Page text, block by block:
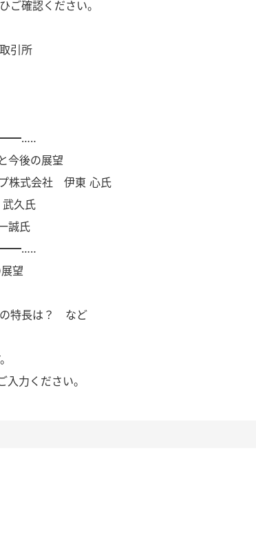
ご確認ください。
引所
今後の展望
株式会社 伊東 心氏
久氏
誠氏
望
の特長は？ など
力ください。